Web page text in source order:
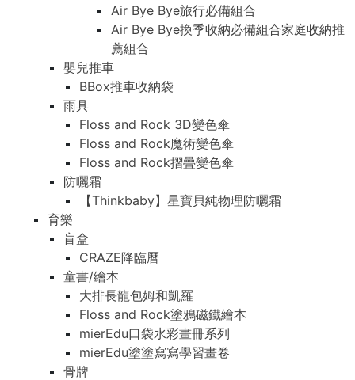
Air Bye Bye旅行必備組合
Air Bye Bye換季收納必備組合家庭收納推
薦組合
嬰兒推車
BBox推車收納袋
雨具
Floss and Rock 3D變色傘
Floss and Rock魔術變色傘
Floss and Rock摺疊變色傘
防曬霜
【Thinkbaby】星寶貝純物理防曬霜
育樂
盲盒
CRAZE降臨曆
童書/繪本
大排長龍包姆和凱羅
Floss and Rock塗鴉磁鐵繪本
mierEdu口袋水彩畫冊系列
mierEdu塗塗寫寫學習畫卷
骨牌